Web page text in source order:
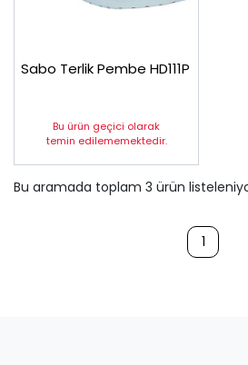
Sabo Terlik Pembe HD111P
Bu ürün geçici olarak
temin edilememektedir.
Bu aramada toplam 3 ürün
1